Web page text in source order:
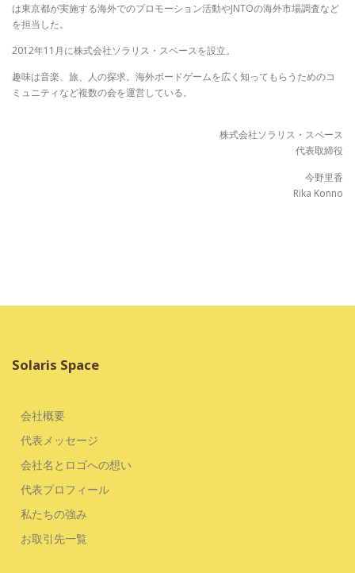
は東京都が実施する海外でのプロモーション活動やJNTOの海外市場調査など
を担当した。
2012年11月に株式会社ソラリス・スペースを設立。
趣味は音楽、旅、人の探求。海外ボードゲームを広く知ってもらうためのコ
ミュニティなど複数の会を運営している。
株式会社ソラリス・スペース
代表取締役
今野里香
Rika Konno
Solaris Space
会社概要
代表メッセージ
会社名とロゴへの想い
代表プロフィール
私たちの強み
お取引先一覧